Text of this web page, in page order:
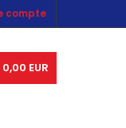
compte
EUR